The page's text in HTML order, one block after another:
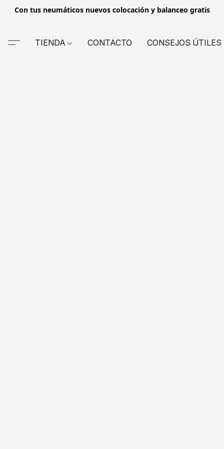
Con tus neumáticos nuevos colocación y balanceo gratis
TIENDA CONTACTO CONSEJOS ÚTILES